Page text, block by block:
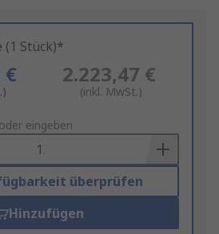
(1 Stück)*
€ 2.223,47 €
(inkl. MwSt.)
eingeben
überprüfen
Hinzufügen